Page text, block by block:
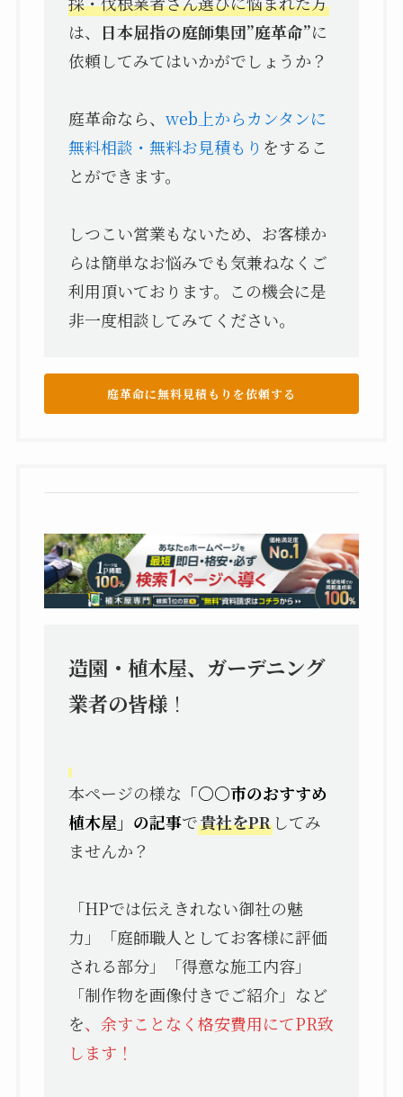
は、
日本屈指の庭師集団”庭革命”に
依頼してみてはいかがでしょうか？
庭革命なら、 web上からカンタンに
無料相談・無料お見積もり をするこ
とができます。
しつこい営業もないため、お客様か
らは簡単なお悩みでも気兼ねなくご
利用頂いております。この機会に是
非一度相談してみてください。
庭革命に無料見積もりを依頼する
造園・植木屋、ガーデニング
業者の皆様！
本ページの様な 「〇〇市のおすすめ
植木屋」の記事で貴社をPRしてみ
ませんか？
「HPでは伝えきれない御社の魅
力」「庭師職人としてお客様に評価
される部分」「得意な施工内容」
「制作物を画像付きでご紹介」など
を、余すことなく格安費用にてPR致
します！